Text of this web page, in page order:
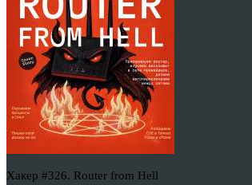
Хакер #326. Router from Hell